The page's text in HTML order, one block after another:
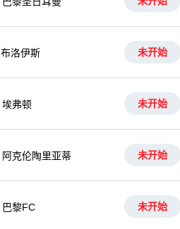
布洛伊斯 未开始
埃弗顿 未开始
阿克伦陶里亚蒂 未开始
巴黎FC 未开始